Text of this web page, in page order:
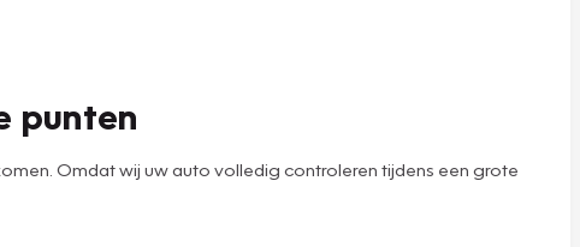
punten
Omdat wij uw auto volledig controleren tijdens een grote